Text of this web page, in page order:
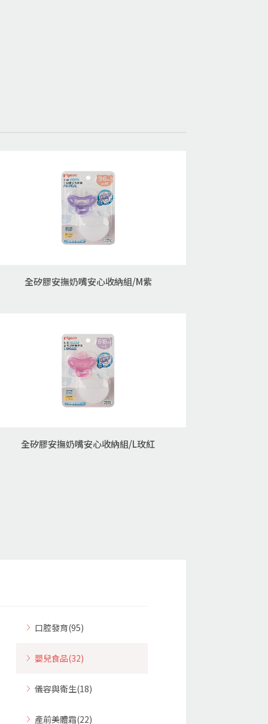
全矽膠安撫奶嘴安心收納組/M紫
全矽膠安撫奶嘴安心收納組/L玫紅
口腔發育(95)
嬰兒食品(32)
儀容與衛生(18)
產前美體霜(22)